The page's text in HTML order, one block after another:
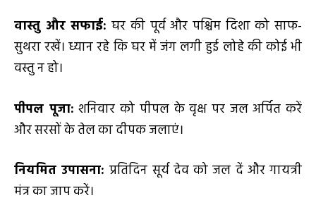
वास्तु और सफाई: घर की पूर्व और पश्चिम दिशा को साफ-
सुथरा रखें। ध्यान रहे कि घर में जंग लगी हुई लोहे की कोई भी
वस्तु न हो।
पीपल पूजा: शनिवार को पीपल के वृक्ष पर जल अर्पित करें
और सरसों के तेल का दीपक जलाएं।
नियमित उपासना:प्रतिदिन सूर्य देव को जल दें और गायत्री
मंत्र का जाप करें।